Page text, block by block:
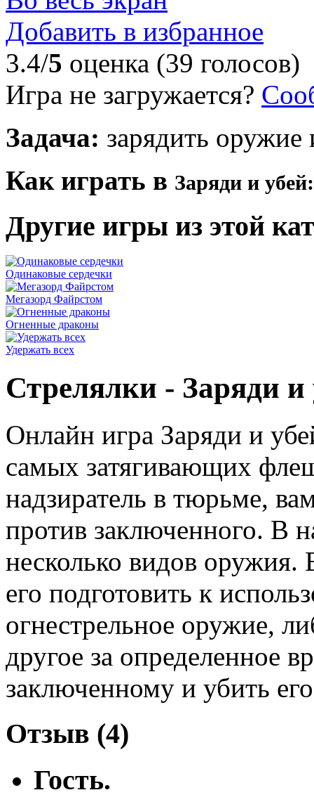
Добавить в избранное
3.4/5 оценка (39 голосов)
Игра не загружается?
Задача: зарядить
Как играть в Заряди и убей:
Другие игры из этой
Одинаковые сердечки
Мегазорд Файрстом
Огненные драконы
Удержать всех
Стрелялки - Заряди и
Онлайн игра Заряди и
самых затягивающих
надзиратель в тюрьме,
против заключенного. В
несколько видов оружия.
его подготовить к
огнестрельное оружие,
другое за определенное
заключенному и убить
Отзыв (4)
Гость.